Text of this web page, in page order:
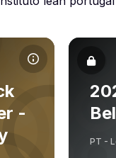
2025 Lean
curso
-
PT -